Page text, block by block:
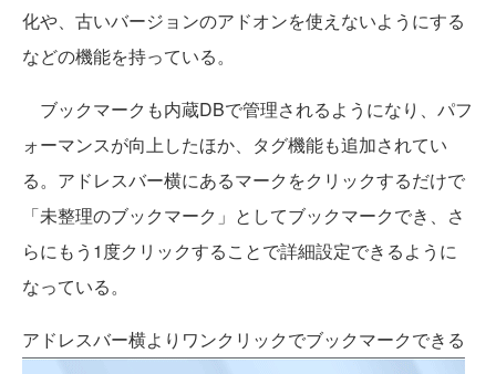
化や、古いバージョンのアドオンを使えないようにする
などの機能を持っている。
ブックマークも内蔵DBで管理されるようになり、パフ
ォーマンスが向上したほか、タグ機能も追加されてい
る。アドレスバー横にあるマークをクリックするだけで
「未整理のブックマーク」としてブックマークでき、さ
らにもう1度クリックすることで詳細設定できるように
なっている。
アドレスバー横よりワンクリックでブックマークできる